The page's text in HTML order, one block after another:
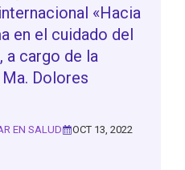
«Hacia
en el cuidado del
a cargo de la
Dolores
EN SALUD
OCT 13, 2022